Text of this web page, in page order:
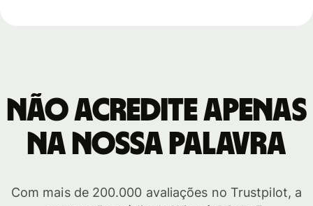
Não acredite apenas
na nossa palavra
Com mais de 200.000 avaliações no Trustpilot, a